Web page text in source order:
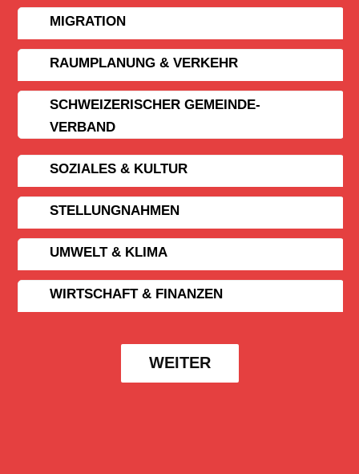
MIGRATION
RAUMPLANUNG & VERKEHR
SCHWEIZERISCHER GEMEINDE­
VERBAND
SOZIALES & KULTUR
STELLUNGNAHMEN
UMWELT & KLIMA
WIRTSCHAFT & FINANZEN
WEITER